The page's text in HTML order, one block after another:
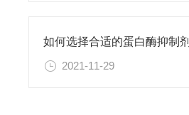
如何选择合适的蛋白酶抑制剂
2021-11-29